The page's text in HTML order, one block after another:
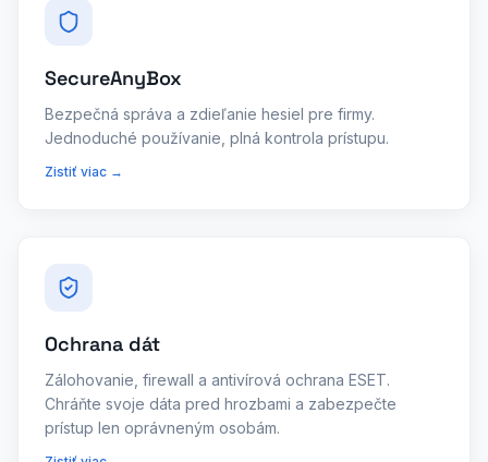
SecureAnyBox
Bezpečná správa a zdieľanie hesiel pre firmy.
Jednoduché používanie, plná kontrola prístupu.
Zistiť viac →
Ochrana dát
Zálohovanie, firewall a antivírová ochrana ESET.
Chráňte svoje dáta pred hrozbami a zabezpečte
prístup len oprávneným osobám.